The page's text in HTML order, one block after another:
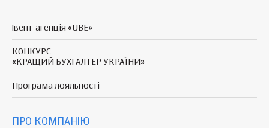
Івент-агенція «UBE»
КОНКУРС
«КРАЩИЙ БУХГАЛТЕР УКРАЇНИ»
Програма лояльності
ПРО КОМПАНІЮ